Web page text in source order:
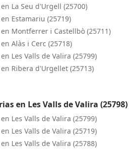
La Seu d'Urgell (25700)
Estamariu (25719)
Montferrer i Castellbò (25711)
Alàs i Cerc (25718)
Les Valls de Valira (25799)
Ribera d'Urgellet (25713)
en Les Valls de Valira (25798)
Les Valls de Valira (25799)
Les Valls de Valira (25719)
Les Valls de Valira (25788)